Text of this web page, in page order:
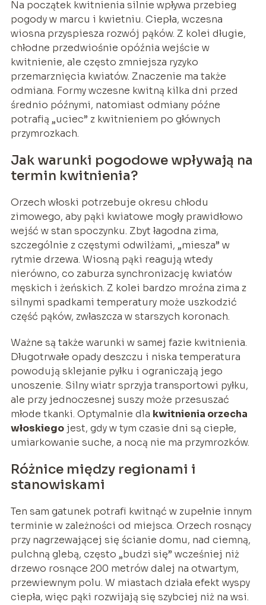
Na początek kwitnienia silnie wpływa przebieg
pogody w marcu i kwietniu. Ciepła, wczesna
wiosna przyspiesza rozwój pąków. Z kolei długie,
chłodne przedwiośnie opóźnia wejście w
kwitnienie, ale często zmniejsza ryzyko
przemarznięcia kwiatów. Znaczenie ma także
odmiana. Formy wczesne kwitną kilka dni przed
średnio późnymi, natomiast odmiany późne
potrafią „uciec” z kwitnieniem po głównych
przymrozkach.
Jak warunki pogodowe wpływają na
termin kwitnienia?
Orzech włoski potrzebuje okresu chłodu
zimowego, aby pąki kwiatowe mogły prawidłowo
wejść w stan spoczynku. Zbyt łagodna zima,
szczególnie z częstymi odwilżami, „miesza” w
rytmie drzewa. Wiosną pąki reagują wtedy
nierówno, co zaburza synchronizację kwiatów
męskich i żeńskich. Z kolei bardzo mroźna zima z
silnymi spadkami temperatury może uszkodzić
część pąków, zwłaszcza w starszych koronach.
Ważne są także warunki w samej fazie kwitnienia.
Długotrwałe opady deszczu i niska temperatura
powodują sklejanie pyłku i ograniczają jego
unoszenie. Silny wiatr sprzyja transportowi pyłku,
ale przy jednoczesnej suszy może przesuszać
młode tkanki. Optymalnie dla kwitnienia orzecha
włoskiegojest, gdy w tym czasie dni są ciepłe,
umiarkowanie suche, a nocą nie ma przymrozków.
Różnice między regionami i
stanowiskami
Ten sam gatunek potrafi kwitnąć w zupełnie innym
terminie w zależności od miejsca. Orzech rosnący
przy nagrzewającej się ścianie domu, nad ciemną,
pulchną glebą, często „budzi się” wcześniej niż
drzewo rosnące 200 metrów dalej na otwartym,
przewiewnym polu. W miastach działa efekt wyspy
ciepła, więc pąki rozwijają się szybciej niż na wsi.